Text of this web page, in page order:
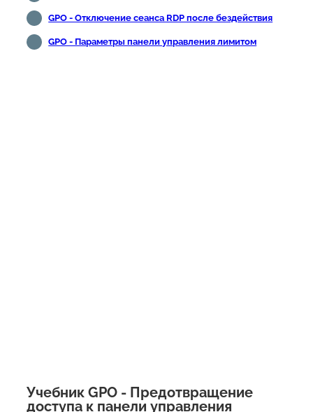
GPO - Отключение сеанса RDP после бездействия
GPO - Параметры панели управления лимитом
Учебник GPO - Предотвращение
доступа к панели управления